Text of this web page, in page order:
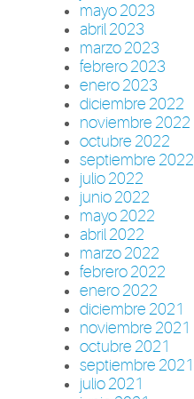
mayo 2023
abril 2023
marzo 2023
febrero 2023
enero 2023
diciembre 2022
noviembre 2022
octubre 2022
septiembre 2022
julio 2022
junio 2022
mayo 2022
abril 2022
marzo 2022
febrero 2022
enero 2022
diciembre 2021
noviembre 2021
octubre 2021
septiembre 2021
julio 2021